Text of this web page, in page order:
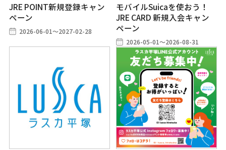
JRE POINT新規登録キャン
ペーン
2026-06-01～2027-02-28
モバイルSuicaを使おう！
JRE CARD 新規入会キャン
ペーン
2026-05-01～2026-08-31